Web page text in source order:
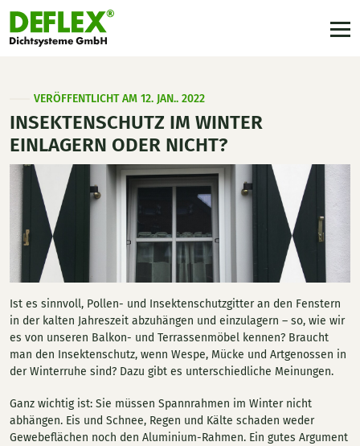
VERÖFFENTLICHT AM 12. JAN.. 2022
INSEKTENSCHUTZ IM WINTER
EINLAGERN ODER NICHT?
Ist es sinnvoll, Pollen- und Insektenschutzgitter an den Fenstern
in der kalten Jahreszeit abzuhängen und einzulagern – so, wie wir
es von unseren Balkon- und Terrassenmöbel kennen? Braucht
man den Insektenschutz, wenn Wespe, Mücke und Artgenossen in
der Winterruhe sind? Dazu gibt es unterschiedliche Meinungen.
Ganz wichtig ist: Sie müssen Spannrahmen im Winter nicht
abhängen. Eis und Schnee, Regen und Kälte schaden weder
Gewebeflächen noch den Aluminium-Rahmen. Ein gutes Argument